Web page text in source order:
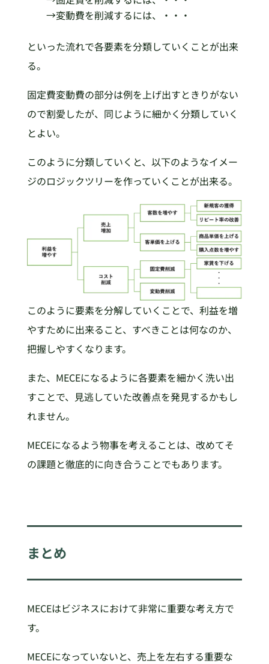
→変動費を削減するには、・・・
といった流れで各要素を分類していくことが出来
る。
固定費変動費の部分は例を上げ出すときりがない
ので割愛したが、同じように細かく分類していく
とよい。
このように分類していくと、以下のようなイメー
ジのロジックツリーを作っていくことが出来る。
このように要素を分解していくことで、利益を増
やすために出来ること、すべきことは何なのか、
把握しやすくなります。
また、MECEになるように各要素を細かく洗い出
すことで、見逃していた改善点を発見するかもし
れません。
MECEになるよう物事を考えることは、改めてそ
の課題と徹底的に向き合うことでもあります。
まとめ
MECEはビジネスにおけて非常に重要な考え方で
す。
MECEになっていないと、売上を左右する重要な